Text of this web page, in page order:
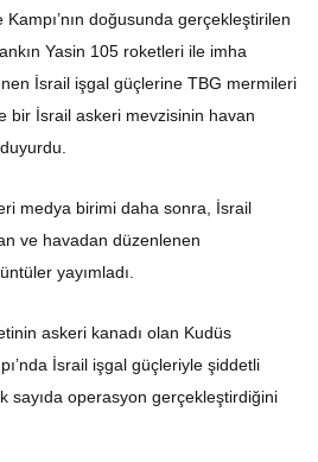
doğusunda gerçekleştirilen
Yasin 105 roketleri ile imha
İsrail işgal güçlerine TBG mermileri
bir İsrail askeri mevzisinin havan
medya birimi daha sonra, İsrail
ve havadan düzenlenen
yayımladı.
askeri kanadı olan Kudüs
İsrail işgal güçleriyle şiddetli
sayıda operasyon gerçekleştirdiğini